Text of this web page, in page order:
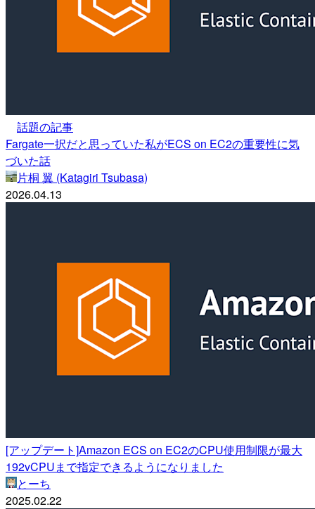
話題の記事
Fargate一択だと思っていた私がECS on EC2の重要性に気
づいた話
片桐 翼 (Katagiri Tsubasa)
2026.04.13
[アップデート]Amazon ECS on EC2のCPU使用制限が最大
192vCPUまで指定できるようになりました
とーち
2025.02.22